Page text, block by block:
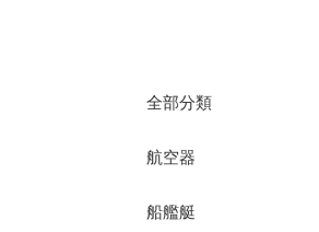
全部分類
航空器
船艦艇